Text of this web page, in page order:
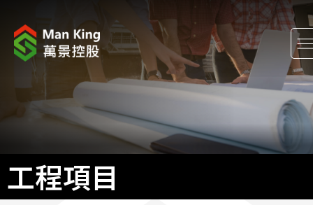
工程項目
關於我們
股東關係
工程項目
企業消息